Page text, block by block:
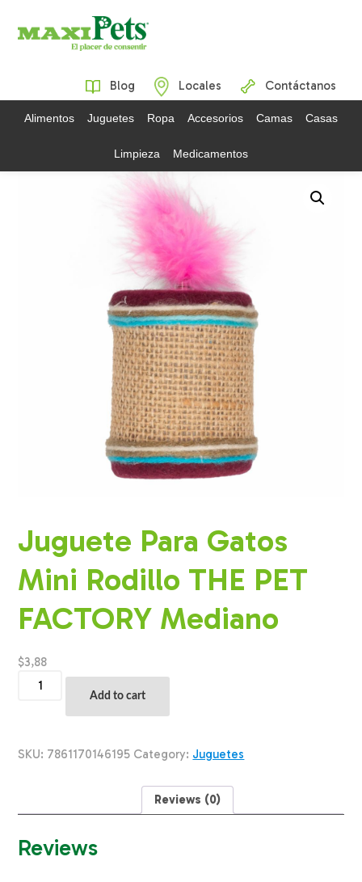
Blog Locales Contáctanos
Alimentos Juguetes Ropa Accesorios Camas Casas
Limpieza Medicamentos
Juguete Para Gatos
Mini Rodillo THE PET
FACTORY Mediano
$3,88
Para
THE
Add to cart
SKU: 7861170146195 Category: Juguetes
Reviews (0)
Reviews